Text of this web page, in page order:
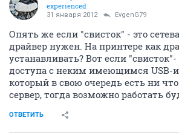
experienced
31 января 2012 EvgenG79
Опять же если "свисток" - это
драйвер нужен. На принтере как
устанавливать? Вот если "свисток"-
доступа с неким имеющимся USB-
который в свою очередь есть ни
сервер, тогда возможно работать
ОТВЕТИТЬ